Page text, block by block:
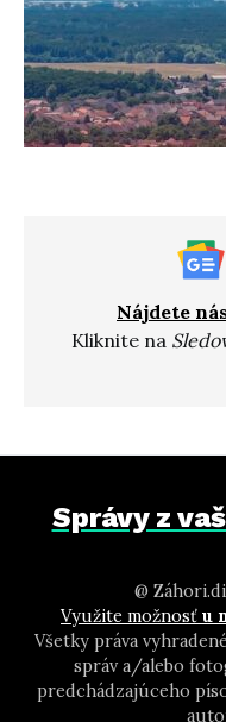
Nájdete
Kliknite na
Správy z
@
Využite možnosť u
Všetky práva
správ a/alebo
predchádzajúceho